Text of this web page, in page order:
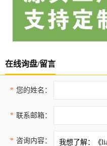
在线询盘/留言
* 您的姓名：
* 联系邮箱：
* 咨询内容：